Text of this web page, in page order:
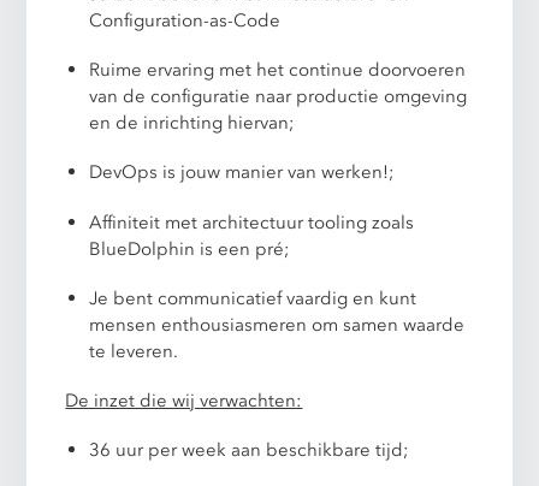
Configuration-as-Code
Ruime ervaring met het continue doorvoeren
van de configuratie naar productie omgeving
en de inrichting hiervan;
DevOps is jouw manier van werken!;
Affiniteit met architectuur tooling zoals
BlueDolphin is een pré;
Je bent communicatief vaardig en kunt
mensen enthousiasmeren om samen waarde
te leveren.
De inzet die wij verwachten:
36 uur per week aan beschikbare tijd;